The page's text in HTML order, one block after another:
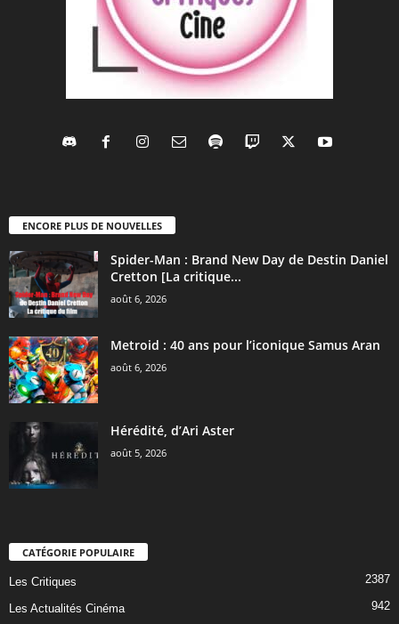
ENCORE PLUS DE NOUVELLES
Spider-Man : Brand New Day de Destin Daniel
Cretton [La critique...
août 6, 2026
Metroid : 40 ans pour l’iconique Samus Aran
août 6, 2026
Hérédité, d’Ari Aster
août 5, 2026
CATÉGORIE POPULAIRE
Les Critiques 2387
Les Actualités Cinéma 942